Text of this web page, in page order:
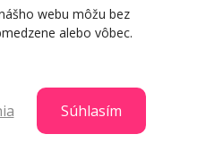
webu môžu bez
alebo vôbec.
Súhlasím